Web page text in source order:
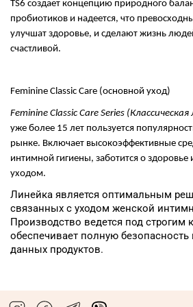
TS6 создает концепцию природного
пробиотиков и надеется, что
улучшат здоровье, и сделают жизнь
счастливой.
Feminine Classic Сare (основной уход)
Feminine Classic Care Series (Классическая
уже более 15 лет пользуется
рынке. Включает высокоэффективные
интимной гигиены, заботится о
уходом.
Линейка является оптимальным
связанных с уходом женской
Производство ведется под строгим
обеспечивает полную
данных продуктов.